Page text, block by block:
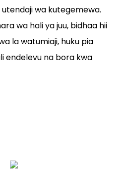
wa kutegemewa.
wa hali ya juu, bidhaa hii
la watumiaji, huku pia
endelevu na bora kwa